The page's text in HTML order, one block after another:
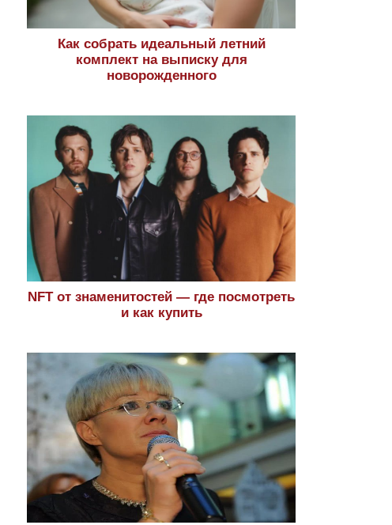
Как собрать идеальный летний
комплект на выписку для
новорожденного
NFT от знаменитостей — где посмотреть
и как купить